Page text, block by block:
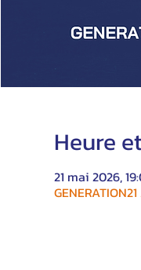
Heure
21 mai 2026,